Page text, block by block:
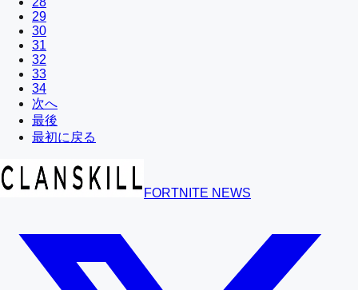
29
30
31
32
33
34
次へ
最後
最初に戻る
FORTNITE NEWS